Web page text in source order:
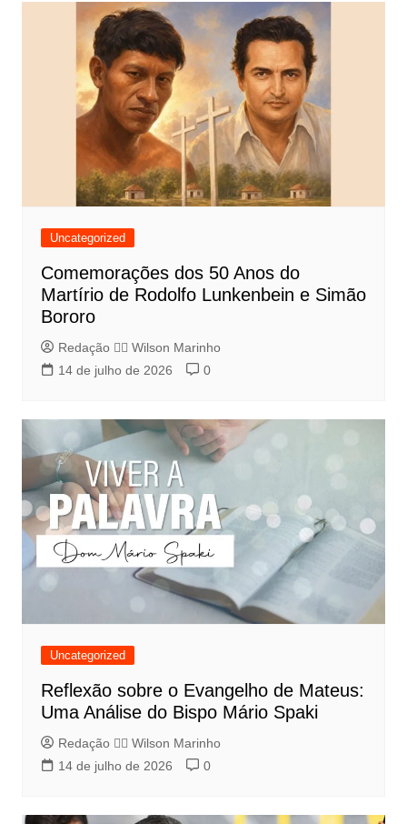
Uncategorized
Comemorações dos 50 Anos do
Martírio de Rodolfo Lunkenbein e Simão
Bororo
Redação 👨‍⚖️​ Wilson Marinho
14 de julho de 2026
0
Uncategorized
Reflexão sobre o Evangelho de Mateus:
Uma Análise do Bispo Mário Spaki
Redação 👨‍⚖️​ Wilson Marinho
14 de julho de 2026
0